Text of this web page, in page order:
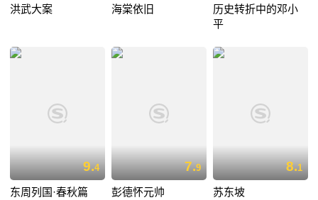
洪武大案 海棠依旧
历史转折中的邓小
平
9.4
东周列国·春秋篇
7.9
彭德怀元帅
8.1
苏东坡